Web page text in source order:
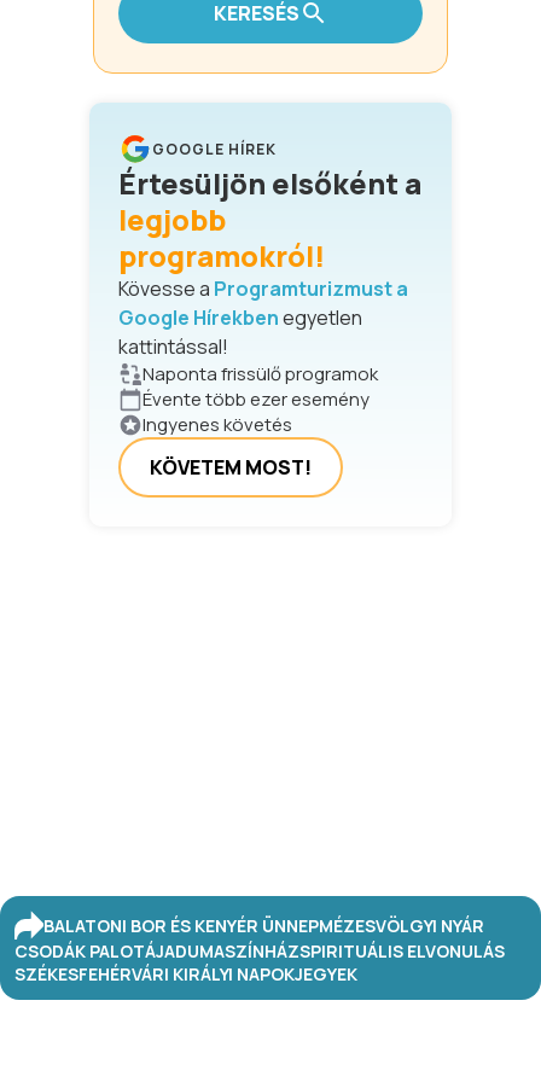
KERESÉS
GOOGLE HÍREK
Értesüljön elsőként a
legjobb
programokról!
Kövesse a Programturizmust a
Google Hírekbenegyetlen
kattintással!
Naponta frissülő programok
Évente több ezer esemény
Ingyenes követés
KÖVETEM MOST!
BALATONI BOR ÉS KENYÉR ÜNNEPMÉZESVÖLGYI NYÁR
CSODÁK PALOTÁJADUMASZÍNHÁZSPIRITUÁLIS ELVONULÁS
SZÉKESFEHÉRVÁRI KIRÁLYI NAPOKJEGYEK